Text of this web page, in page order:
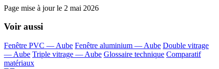
Page mise à jour le 2 mai 2026
Voir aussi
Fenêtre PVC — Aube Fenêtre aluminium — Aube Double vitrage
— Aube Triple vitrage — Aube Glossaire technique Comparatif
matériaux